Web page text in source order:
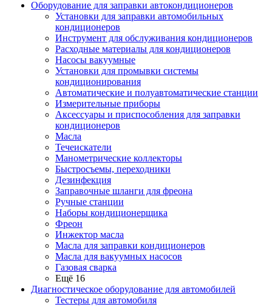
Оборудование для заправки автокондиционеров
Установки для заправки автомобильных
кондиционеров
Инструмент для обслуживания кондиционеров
Расходные материалы для кондиционеров
Насосы вакуумные
Установки для промывки системы
кондиционирования
Автоматические и полуавтоматические станции
Измерительные приборы
Аксессуары и приспособления для заправки
кондиционеров
Масла
Течеискатели
Манометрические коллекторы
Быстросъемы, переходники
Дезинфекция
Заправочные шланги для фреона
Ручные станции
Наборы кондиционерщика
Фреон
Инжектор масла
Масла для заправки кондиционеров
Масла для вакуумных насосов
Газовая сварка
Ещё 16
Диагностическое оборудование для автомобилей
Тестеры для автомобиля